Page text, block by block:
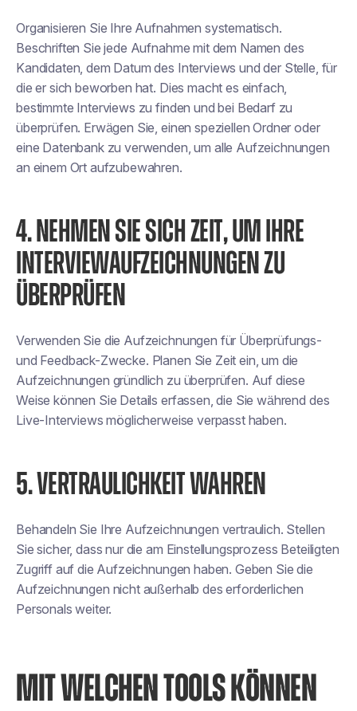
Organisieren Sie Ihre Aufnahmen systematisch.
Beschriften Sie jede Aufnahme mit dem Namen des
Kandidaten, dem Datum des Interviews und der Stelle, für
die er sich beworben hat. Dies macht es einfach,
bestimmte Interviews zu finden und bei Bedarf zu
überprüfen. Erwägen Sie, einen speziellen Ordner oder
eine Datenbank zu verwenden, um alle Aufzeichnungen
an einem Ort aufzubewahren.
4. NEHMEN SIE SICH ZEIT, UM IHRE
INTERVIEWAUFZEICHNUNGEN ZU
ÜBERPRÜFEN
Verwenden Sie die Aufzeichnungen für Überprüfungs-
und Feedback-Zwecke. Planen Sie Zeit ein, um die
Aufzeichnungen gründlich zu überprüfen. Auf diese
Weise können Sie Details erfassen, die Sie während des
Live-Interviews möglicherweise verpasst haben.
5. VERTRAULICHKEIT WAHREN
Behandeln Sie Ihre Aufzeichnungen vertraulich. Stellen
Sie sicher, dass nur die am Einstellungsprozess Beteiligten
Zugriff auf die Aufzeichnungen haben. Geben Sie die
Aufzeichnungen nicht außerhalb des erforderlichen
Personals weiter.
MIT WELCHEN TOOLS KÖNNEN